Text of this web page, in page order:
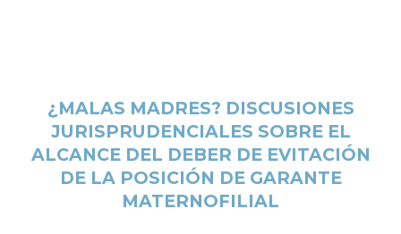
¿MALAS MADRES? DISCUSIONES
JURISPRUDENCIALES SOBRE EL
ALCANCE DEL DEBER DE EVITACIÓN
DE LA POSICIÓN DE GARANTE
MATERNOFILIAL